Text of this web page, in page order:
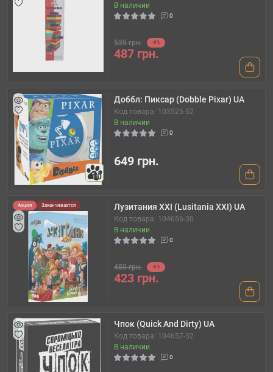
В наличии
0
535 грн. -9%
487 грн.
10
Доббл: Пиксар (Dobble Pixar) UA
Код товара: 103525-52
В наличии
0
649 грн.
Акция Заканчивается Лузитания XXI (Lusitania XXI) UA
Код товара: 104656-30
В наличии
0
450 грн. -6%
423 грн.
Чпок (Quick And Dirty) UA
Код товара: 104657-52
В наличии
0